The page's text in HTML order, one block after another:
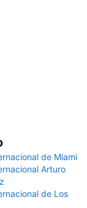
de Miami
Arturo
de Los